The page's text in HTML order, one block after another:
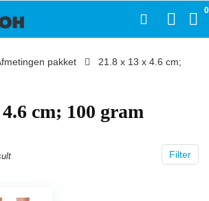
0
pakket
‎21.8 x 13 x 4.6 cm;
cm; 100 gram
Filter